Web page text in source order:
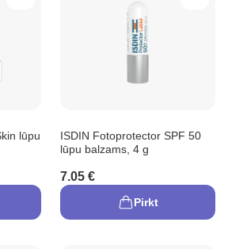
lūpu
ISDIN Fotoprotector SPF 50
lūpu balzams, 4 g
7.05 €
Pirkt